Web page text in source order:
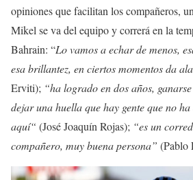
opiniones que facilitan los compañeros,
Mikel se va del equipo y correrá en la
Bahrain: “Lo vamos a echar de menos,
esa brillantez, en ciertos momentos da
Erviti); “ha logrado en dos años,
dejar una huella que hay gente que no
aquí“ (José Joaquín Rojas); “es un
compañero, muy buena persona” (Pablo